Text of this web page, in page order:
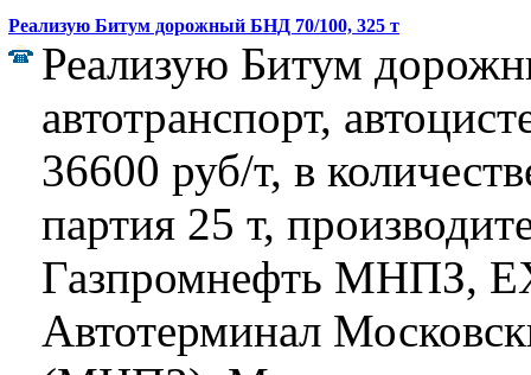
Реализую Битум дорожный БНД 70/100, 325 т
Реализую Битум
автотранспорт,
36600 руб/т, в
партия 25 т,
Газпромнефть МНПЗ,
Автотерминал